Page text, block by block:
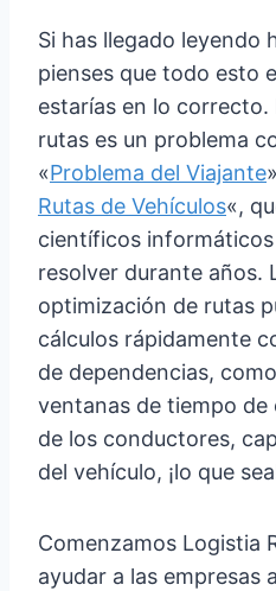
Si has llegado leyendo
pienses que todo esto
estarías en lo
rutas es un problema
«Problema del Viajante
Rutas de Vehículos«,
científicos
resolver durante años.
optimización de rutas
cálculos rápidamente
de dependencias,
ventanas de tiempo
de los conductores,
del vehículo, ¡lo que
Comenzamos Logistia
ayudar a las empresas